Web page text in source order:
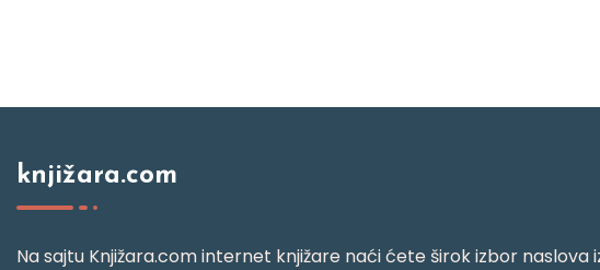
knjižara.com
Na sajtu Knjižara.com internet knjižare naći ćete širok izbor naslova